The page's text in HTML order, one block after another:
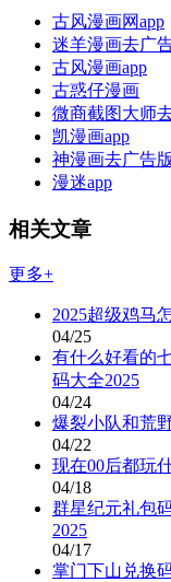
古风漫画网app
迷羊漫画去广
古风漫画app
古惑仔漫画
微商截图大师
凯漫画app
神漫画去广告版
漫迷app
相关文章
更多+
2025超级鸡马
04/25
有什么好看的
码大全2025
04/24
爆裂小队和荒
04/22
现在00后都玩
04/18
群星纪元礼包
2025
04/17
掌门下山兑换